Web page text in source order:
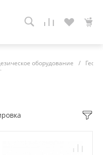
оборудование /